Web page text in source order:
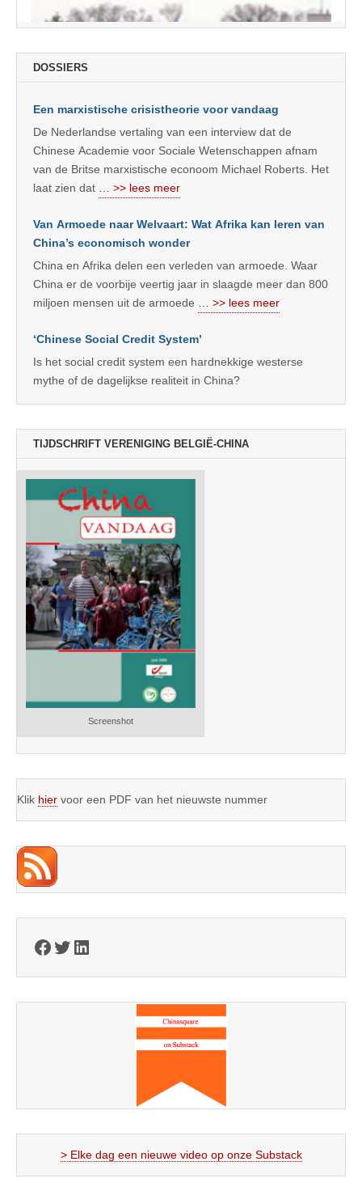
DOSSIERS
Een marxistische crisistheorie voor vandaag
De Nederlandse vertaling van een interview dat de
Chinese Academie voor Sociale Wetenschappen afnam
van de Britse marxistische econoom Michael Roberts. Het
laat zien dat … >> lees meer
Van Armoede naar Welvaart: Wat Afrika kan leren van
China’s economisch wonder
China en Afrika delen een verleden van armoede. Waar
China er de voorbije veertig jaar in slaagde meer dan 800
miljoen mensen uit de armoede … >> lees meer
‘Chinese Social Credit System’
Is het social credit system een hardnekkige westerse
mythe of de dagelijkse realiteit in China?
TIJDSCHRIFT VERENIGING BELGIË-CHINA
Screenshot
Klik hier voor een PDF van het nieuwste nummer
Facebook
Twitter
LinkedIn
> Elke dag een nieuwe video op onze Substack